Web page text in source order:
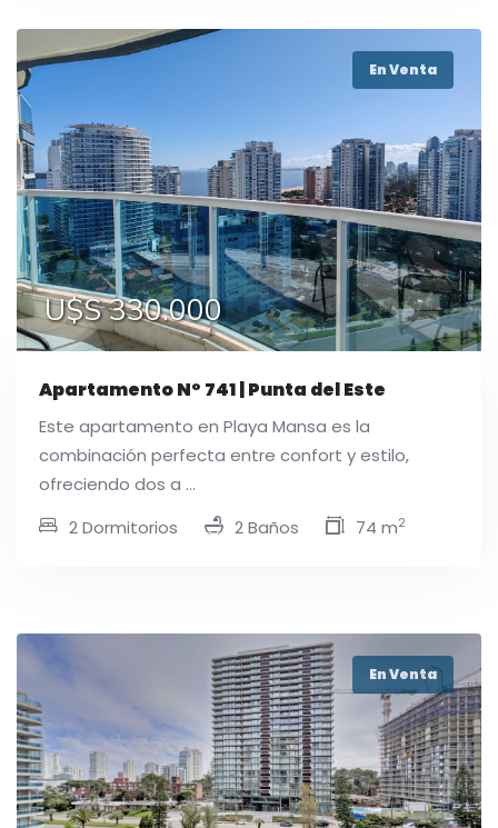
En Venta
U$S 330.000
Apartamento N° 741 | Punta del Este
Este apartamento en Playa Mansa es la
combinación perfecta entre confort y estilo,
ofreciendo dos a ...
2 Dormitorios
2 Baños 74 m2
En Venta